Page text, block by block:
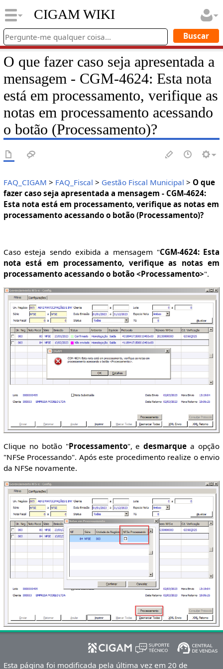
CIGAM WIKI
O que fazer caso seja apresentada a
mensagem - CGM-4624: Esta nota
está em processamento, verifique as
notas em processamento acessando
o botão (Processamento)?
FAQ_CIGAM > FAQ_Fiscal > Gestão Fiscal Municipal > O que
fazer caso seja apresentada a mensagem - CGM-4624:
Esta nota está em processamento, verifique as notas em
processamento acessando o botão (Processamento)?
Caso esteja sendo exibida a mensagem "CGM-4624: Esta
nota está em processamento, verifique as notas em
processamento acessando o botão <Processamento>".
Clique no botão "Processamento", edesmarque a opção
"NFSe Processando". Após este procedimento realize o envio
da NFSe novamente.
Esta página foi modificada pela última vez em 20 de